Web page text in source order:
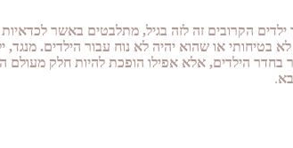
הקרובים זה לזה בגיל, מתלבטים באשר
בטיחותי או שהוא יהיה לא נוח עבור הילדים. מנגד,
הילדים, אלא אפילו הופכת להיות חלק מעולם
.